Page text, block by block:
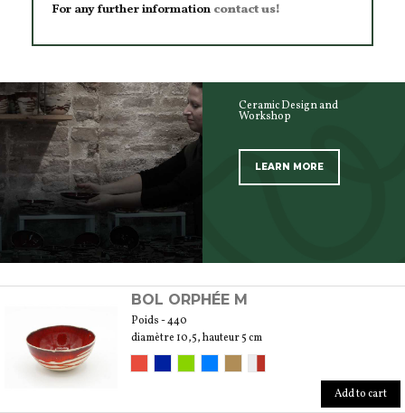
For any further information contact us!
Ceramic Design and
Workshop
LEARN MORE
BOL ORPHÉE M
Poids - 440
diamètre 10,5, hauteur 5 cm
Add to cart